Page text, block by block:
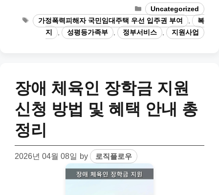
Categories
Uncategorized
Tags
가정폭력피해자 국민임대주택 우선 입주권 부여
복
지
성평등가족부 정부서비스 지원사업
장애 체육인 장학금 지원
신청 방법 및 혜택 안내 총
정리
2026년 04월 08일 by 로직플로우